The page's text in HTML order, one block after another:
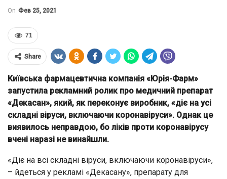
On Фев 25, 2021
71
Share
Київська фармацевтична компанія «Юрія-Фарм»
запустила рекламний ролик про медичний препарат
«Декасан», який, як переконує виробник, «діє на усі
складні віруси, включаючи коронавіруси». Однак це
виявилось неправдою, бо ліків проти коронавірусу
вчені наразі не винайшли.
«Діє на всі складні віруси, включаючи коронавіруси»,
– йдеться у рекламі «Декасану», препарату для